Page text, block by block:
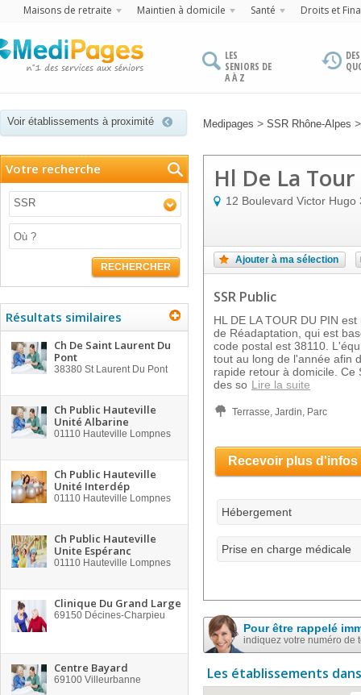
Maisons de retraite Maintien à domicile Santé Droits et
LES
SENIORS DE
A À Z
Voir établissements à proximité Medipages > SSR Rhône-Alpes
Votre recherche
SSR
RECHERCHER
Résultats similaires
Ch De Saint Laurent Du
Pont
38380 St Laurent Du Pont
Ch Public Hauteville
Unité Albarine
01110 Hauteville Lompnes
Ch Public Hauteville
Unité Interdép
01110 Hauteville Lompnes
Ch Public Hauteville
Unite Espéranc
01110 Hauteville Lompnes
Clinique Du Grand Large
69150 Décines-Charpieu
Centre Bayard
69100 Villeurbanne
Hl De La
12 Boulevard Victor Hugo
Ajouter à ma sélection
SSR Public
HL DE LA TOUR DU PIN
de Réadaptation, qui est
code postal est 38110.
tout au long de l'année afin
rapide retour à domicile. Ce
des so Lire la suite
Terrasse, Jardin, Parc
Recevoir plus d'infos
Hébergement
Prise en charge médicale
Pour être rappelé
indiquez votre numéro de
Les établissements